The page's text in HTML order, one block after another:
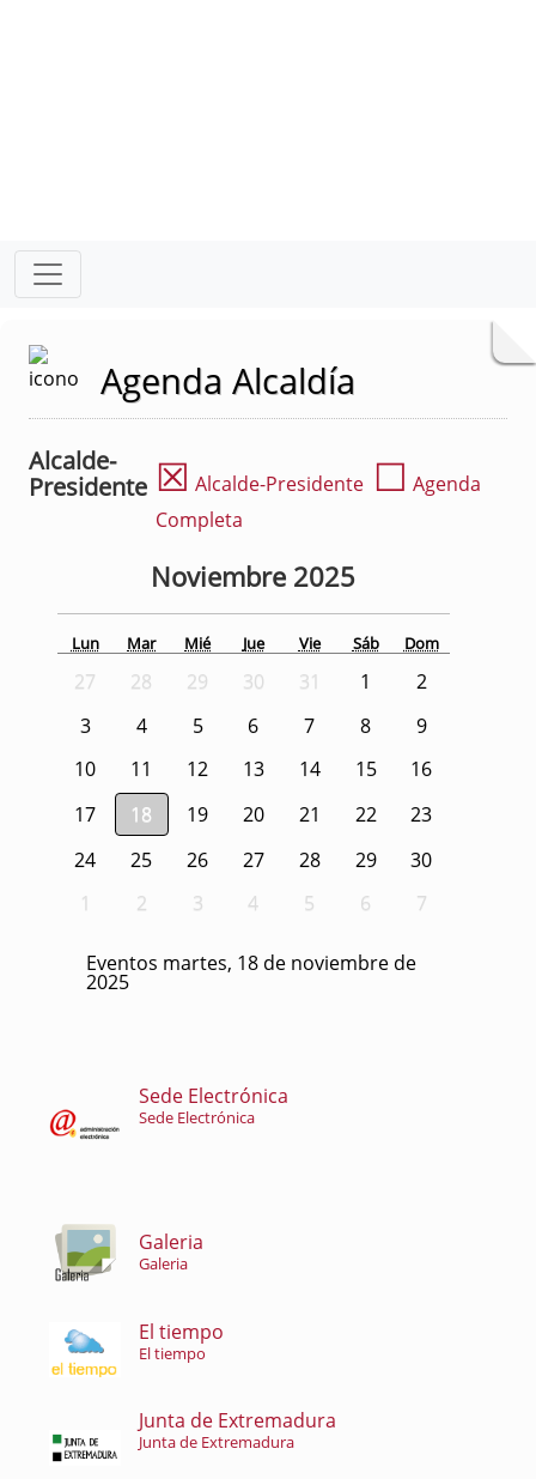
Agenda Alcaldía
Alcalde-
Presidente ☒ Alcalde-Presidente ☐ Agenda
Completa
Noviembre 2025
Lun Mar Mié Jue Vie Sáb Dom
27 28 29 30 31 1
2
3
4 5 6 7 8
9
10
11 12 13 14 15
16
17
18 19 20 21 22
23
24
25 26 27 28 29
30
1
2 3 4 5 6 7
Eventos martes, 18 de noviembre de
2025
Sede Electrónica
Sede Electrónica
Galeria
Galeria
El tiempo
El tiempo
Junta de Extremadura
Junta de Extremadura